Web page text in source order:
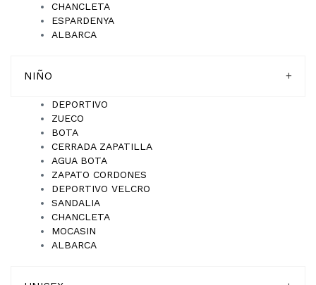
CHANCLETA
ESPARDENYA
ALBARCA
NIÑO +
DEPORTIVO
ZUECO
BOTA
CERRADA ZAPATILLA
AGUA BOTA
ZAPATO CORDONES
DEPORTIVO VELCRO
SANDALIA
CHANCLETA
MOCASIN
ALBARCA